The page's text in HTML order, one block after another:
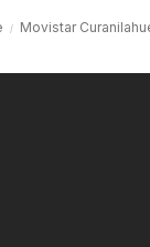
Movistar